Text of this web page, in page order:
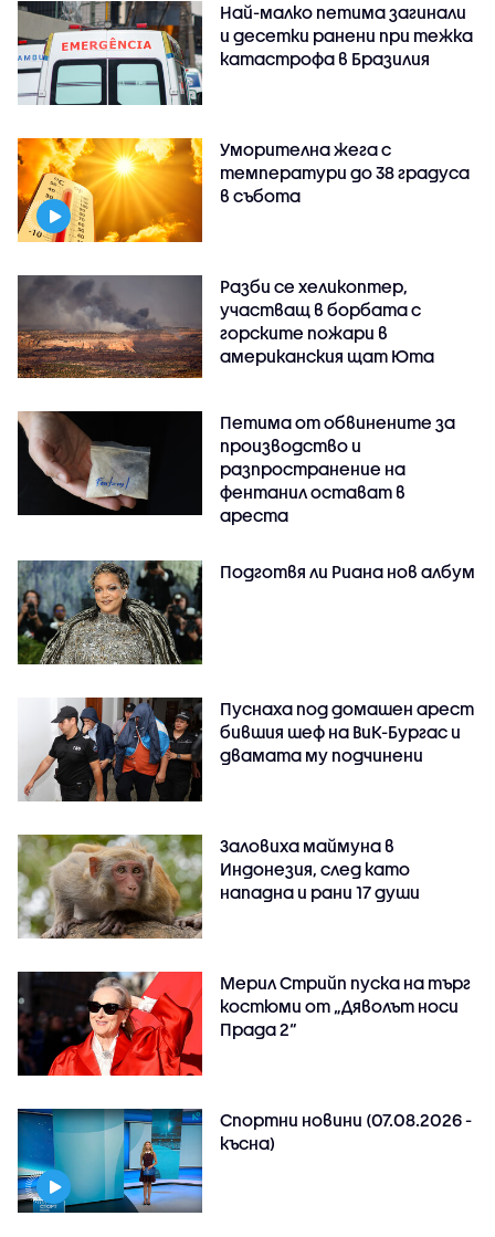
Най-малко петима загинали
и десетки ранени при тежка
катастрофа в Бразилия
Уморителна жега с
температури до 38 градуса
в събота
Разби се хеликоптер,
участващ в борбата с
горските пожари в
американския щат Юта
Петима от обвинените за
производство и
разпространение на
фентанил остават в
ареста
Подготвя ли Риана нов албум
Пуснаха под домашен арест
бившия шеф на ВиК-Бургас и
двамата му подчинени
Заловиха маймуна в
Индонезия, след като
нападна и рани 17 души
Мерил Стрийп пуска на търг
костюми от „Дяволът носи
Прада 2“
Спортни новини (07.08.2026 -
късна)